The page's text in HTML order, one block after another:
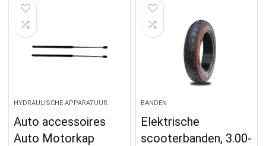
HYDRAULISCHE APPARATUUR
Auto accessoires
Auto Motorkap
BANDEN
Elektrische
scooterbanden, 3.00-